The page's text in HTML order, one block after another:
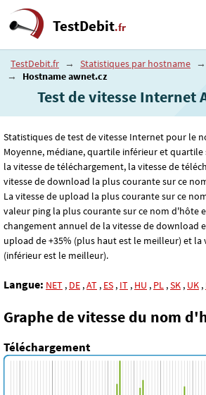
TestDebit.fr
TestDebit.fr → Statistiques par hostname →
→
Hostname awnet.cz
Test de vitesse Internet
Statistiques de test de vitesse Internet pour le
Moyenne, médiane, quartile inférieur et
la vitesse de téléchargement, la vitesse de
vitesse de download la plus courante sur ce
La vitesse de upload la plus courante sur ce
valeur ping la plus courante sur ce nom d'hôte
changement annuel de la vitesse de download
upload de +35% (plus haut est le meilleur) et la
(inférieur est le meilleur).
Langue: NET , DE ,AT , ES , IT , HU , PL ,SK , UK ,
Graphe de vitesse du nom
Téléchargement